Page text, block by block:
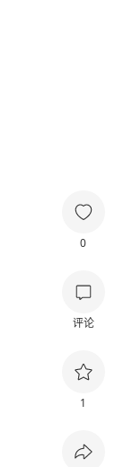
0
评论
1